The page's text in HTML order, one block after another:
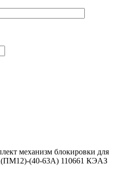
механизм блокировки для
(40-63А) 110661 КЭАЗ